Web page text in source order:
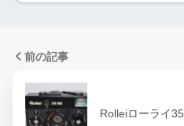
前の記事
Rolleiローライ